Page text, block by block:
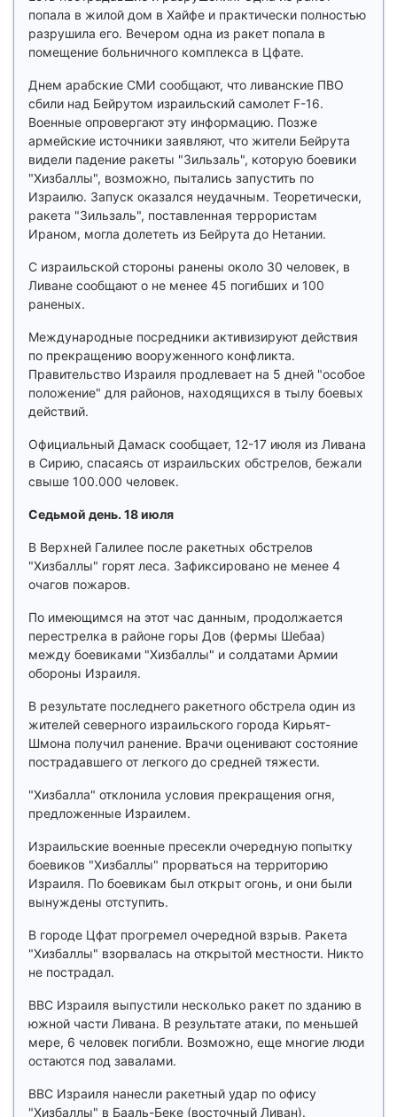
попала в жилой дом в Хайфе и практически полностью
разрушила его. Вечером одна из ракет попала в
помещение больничного комплекса в Цфате.
Днем арабские СМИ сообщают, что ливанские ПВО
сбили над Бейрутом израильский самолет F-16.
Военные опровергают эту информацию. Позже
армейские источники заявляют, что жители Бейрута
видели падение ракеты "Зильзаль", которую боевики
"Хизбаллы", возможно, пытались запустить по
Израилю. Запуск оказался неудачным. Теоретически,
ракета "Зильзаль", поставленная террористам
Ираном, могла долететь из Бейрута до Нетании.
С израильской стороны ранены около 30 человек, в
Ливане сообщают о не менее 45 погибших и 100
раненых.
Международные посредники активизируют действия
по прекращению вооруженного конфликта.
Правительство Израиля продлевает на 5 дней "особое
положение" для районов, находящихся в тылу боевых
действий.
Официальный Дамаск сообщает, 12-17 июля из Ливана
в Сирию, спасаясь от израильских обстрелов, бежали
свыше 100.000 человек.
Седьмой день. 18 июля
В Верхней Галилее после ракетных обстрелов
"Хизбаллы" горят леса. Зафиксировано не менее 4
очагов пожаров.
По имеющимся на этот час данным, продолжается
перестрелка в районе горы Дов (фермы Шебаа)
между боевиками "Хизбаллы" и солдатами Армии
обороны Израиля.
В результате последнего ракетного обстрела один из
жителей северного израильского города Кирьят-
Шмона получил ранение. Врачи оценивают состояние
пострадавшего от легкого до средней тяжести.
"Хизбалла" отклонила условия прекращения огня,
предложенные Израилем.
Израильские военные пресекли очередную попытку
боевиков "Хизбаллы" прорваться на территорию
Израиля. По боевикам был открыт огонь, и они были
вынуждены отступить.
В городе Цфат прогремел очередной взрыв. Ракета
"Хизбаллы" взорвалась на открытой местности. Никто
не пострадал.
ВВС Израиля выпустили несколько ракет по зданию в
южной части Ливана. В результате атаки, по меньшей
мере, 6 человек погибли. Возможно, еще многие люди
остаются под завалами.
ВВС Израиля нанесли ракетный удар по офису
"Хизбаллы" в Бааль-Беке (восточный Ливан).